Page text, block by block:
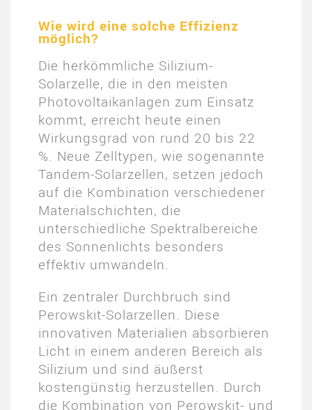
Wie wird eine solche Effizienz
möglich?
Die herkömmliche Silizium-
Solarzelle, die in den meisten
Photovoltaikanlagen zum Einsatz
kommt, erreicht heute einen
Wirkungsgrad von rund 20 bis 22
%. Neue Zelltypen, wie sogenannte
Tandem-Solarzellen, setzen jedoch
auf die Kombination verschiedener
Materialschichten, die
unterschiedliche Spektralbereiche
des Sonnenlichts besonders
effektiv umwandeln.
Ein zentraler Durchbruch sind
Perowskit-Solarzellen. Diese
innovativen Materialien absorbieren
Licht in einem anderen Bereich als
Silizium und sind äußerst
kostengünstig herzustellen. Durch
die Kombination von Perowskit- und